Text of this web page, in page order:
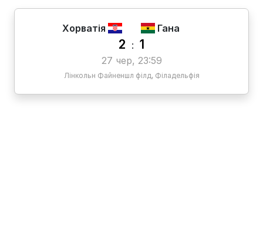
Хорватія Гана
2 : 1
27 чер, 23:59
Лінкольн Файненшл філд, Філадельфія